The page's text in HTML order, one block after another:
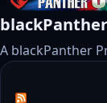
A blackPanther